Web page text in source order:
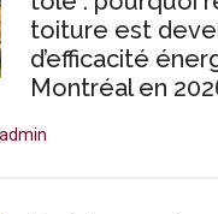
toiture est
d’efficacité
Montréal en
admin